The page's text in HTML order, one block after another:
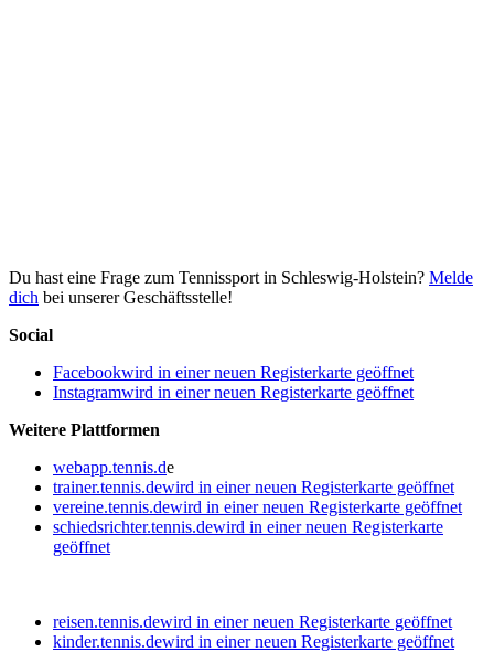
Du hast eine Frage zum Tennissport in Schleswig-Holstein? Melde
dich bei unserer Geschäftsstelle!
Social
Facebookwird in einer neuen Registerkarte geöffnet
Instagramwird in einer neuen Registerkarte geöffnet
Weitere Plattformen
webapp.tennis.de
trainer.tennis.dewird in einer neuen Registerkarte geöffnet
vereine.tennis.dewird in einer neuen Registerkarte geöffnet
schiedsrichter.tennis.dewird in einer neuen Registerkarte
geöffnet
reisen.tennis.dewird in einer neuen Registerkarte geöffnet
kinder.tennis.dewird in einer neuen Registerkarte geöffnet